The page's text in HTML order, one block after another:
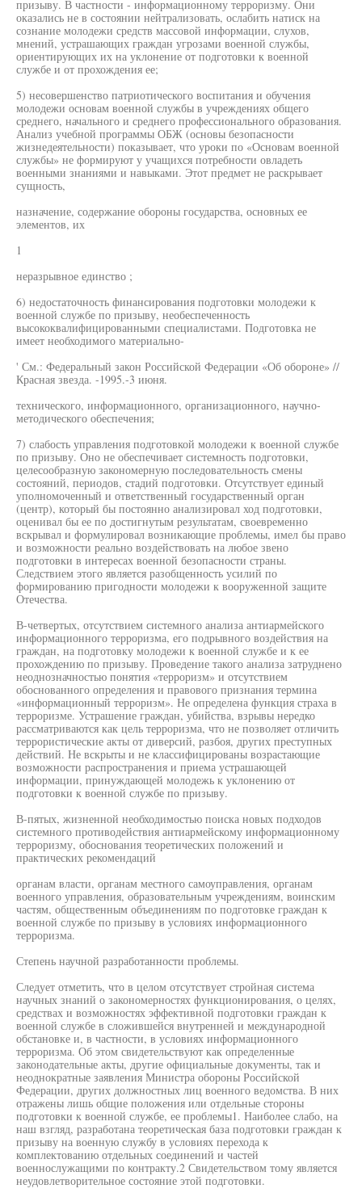
призыву. В частности - информационному терроризму. Они
оказались не в состоянии нейтрализовать, ослабить натиск на
сознание молодежи средств массовой информации, слухов,
мнений, устрашающих граждан угрозами военной службы,
ориентирующих их на уклонение от подготовки к военной
службе и от прохождения ее;
5) несовершенство патриотического воспитания и обучения
молодежи основам военной службы в учреждениях общего
среднего, начального и среднего профессионального образования.
Анализ учебной программы ОБЖ (основы безопасности
жизнедеятельности) показывает, что уроки по «Основам военной
службы» не формируют у учащихся потребности овладеть
военными знаниями и навыками. Этот предмет не раскрывает
сущность,
назначение, содержание обороны государства, основных ее
элементов, их
1
неразрывное единство ;
6) недостаточность финансирования подготовки молодежи к
военной службе по призыву, необеспеченность
высококвалифицированными специалистами. Подготовка не
имеет необходимого материально-
' См.: Федеральный закон Российской Федерации «Об обороне» //
Красная звезда. -1995.-3 июня.
технического, информационного, организационного, научно-
методического обеспечения;
7) слабость управления подготовкой молодежи к военной службе
по призыву. Оно не обеспечивает системность подготовки,
целесообразную закономерную последовательность смены
состояний, периодов, стадий подготовки. Отсутствует единый
уполномоченный и ответственный государственный орган
(центр), который бы постоянно анализировал ход подготовки,
оценивал бы ее по достигнутым результатам, своевременно
вскрывал и формулировал возникающие проблемы, имел бы право
и возможности реально воздействовать на любое звено
подготовки в интересах военной безопасности страны.
Следствием этого является разобщенность усилий по
формированию пригодности молодежи к вооруженной защите
Отечества.
В-четвертых, отсутствием системного анализа антиармейского
информационного терроризма, его подрывного воздействия на
граждан, на подготовку молодежи к военной службе и к ее
прохождению по призыву. Проведение такого анализа затруднено
неоднозначностью понятия «терроризм» и отсутствием
обоснованного определения и правового признания термина
«информационный терроризм». Не определена функция страха в
терроризме. Устрашение граждан, убийства, взрывы нередко
рассматриваются как цель терроризма, что не позволяет отличить
террористические акты от диверсий, разбоя, других преступных
действий. Не вскрыты и не классифицированы возрастающие
возможности распространения и приема устрашающей
информации, принуждающей молодежь к уклонению от
подготовки к военной службе по призыву.
В-пятых, жизненной необходимостью поиска новых подходов
системного противодействия антиармейскому информационному
терроризму, обоснования теоретических положений и
практических рекомендаций
органам власти, органам местного самоуправления, органам
военного управления, образовательным учреждениям, воинским
частям, общественным объединениям по подготовке граждан к
военной службе по призыву в условиях информационного
терроризма.
Степень научной разработанности проблемы.
Следует отметить, что в целом отсутствует стройная система
научных знаний о закономерностях функционирования, о целях,
средствах и возможностях эффективной подготовки граждан к
военной службе в сложившейся внутренней и международной
обстановке и, в частности, в условиях информационного
терроризма. Об этом свидетельствуют как определенные
законодательные акты, другие официальные документы, так и
неоднократные заявления Министра обороны Российской
Федерации, других должностных лиц военного ведомства. В них
отражены лишь общие положения или отдельные стороны
подготовки к военной службе, ее проблемы1. Наиболее слабо, на
наш взгляд, разработана теоретическая база подготовки граждан к
призыву на военную службу в условиях перехода к
комплектованию отдельных соединений и частей
военнослужащими по контракту.2 Свидетельством тому является
неудовлетворительное состояние этой подготовки.